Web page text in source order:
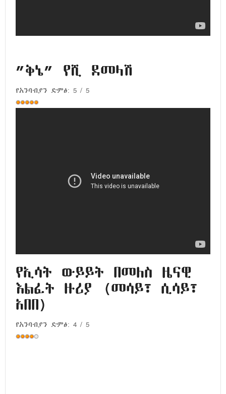
”ቅኔ” የሺ ደመላሽ
የአንባብያን ድምፅ: 5 / 5
የኢሳት ውይይት በመለስ ዜናዊ
እልፈት ዙሪያ (መሳይ፣ ሲሳይ፣
አበበ)
የአንባብያን ድምፅ: 4 / 5